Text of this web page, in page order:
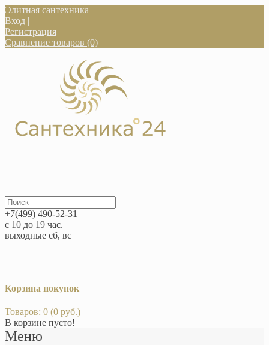
Элитная сантехника
Вход |
Регистрация
Сравнение товаров (0)
+7(499) 490-52-31
с 10 до 19 час.
выходные сб, вс
Корзина покупок
Товаров: 0 (0 руб.)
В корзине пусто!
Меню